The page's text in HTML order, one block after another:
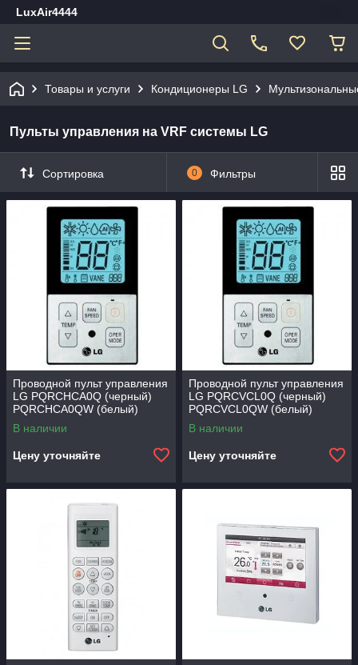
LuxAir4444
Товары и услуги Кондиционеры LG
Пульты управления на VRF системы LG
Сортировка 0 Фильтры
Проводной пульт управления
LG PQRCHCA0Q (черный)
PQRCHCA0QW (белый)
В наличии
Цену уточняйте
Проводной пульт управления
LG PQRCVCL0Q (черный)
PQRCVCL0QW (белый)
В наличии
Цену уточняйте